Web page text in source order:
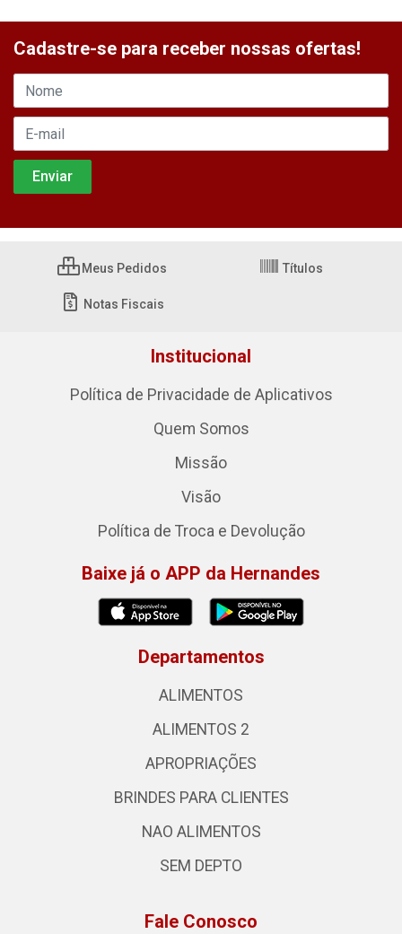
Cadastre-se para receber nossas ofertas!
Meus Pedidos Títulos
Notas Fiscais
Institucional
Política de Privacidade de Aplicativos
Quem Somos
Missão
Visão
Política de Troca e Devolução
Baixe já o APP da Hernandes
Departamentos
ALIMENTOS
ALIMENTOS 2
APROPRIAÇÕES
BRINDES PARA CLIENTES
NAO ALIMENTOS
SEM DEPTO
Fale Conosco